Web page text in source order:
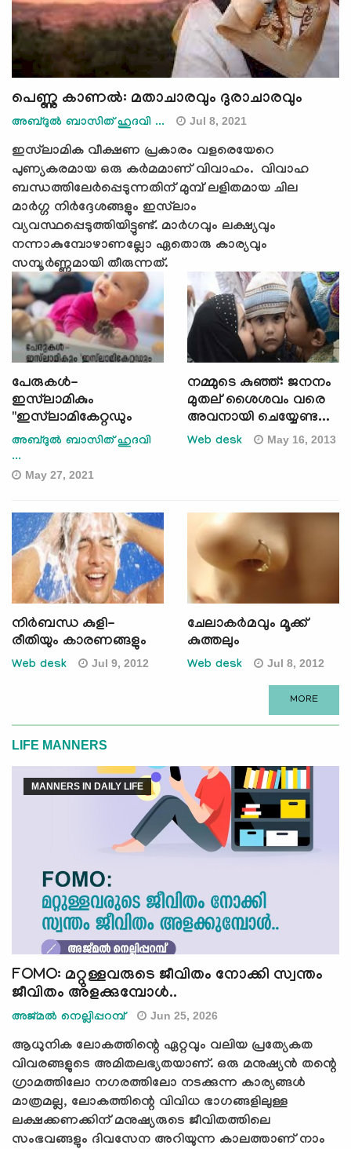
പെണ്ണു കാണൽ: മതാചാരവും ദുരാചാരവും
അബ്ദുൽ ബാസിത് ഹുദവി ... Jul 8, 2021
ഇസ്‍ലാമിക വീക്ഷണ പ്രകാരം വളരെയേറെ
പുണ്യകരമായ ഒരു കർമമാണ് വിവാഹം. വിവാഹ
ബന്ധത്തിലേർപ്പെടുന്നതിന് മുമ്പ് ലളിതമായ ചില
മാർഗ്ഗ നിർദ്ദേശങ്ങളും ഇസ്‍ലാം
വ്യവസ്ഥപ്പെടുത്തിയിട്ടുണ്ട്. മാർഗവും ലക്ഷ്യവും
നന്നാകുമ്പോഴാണല്ലോ ഏതൊരു കാര്യവും
സമ്പൂർണ്ണമായി തീരുന്നത്.
പേരുകള്‍-
ഇസ്‍ലാമികും
"ഇസ്‍ലാമികേറ്റഡും
അബ്ദുൽ ബാസിത് ഹുദവി
...
May 27, 2021
നമ്മുടെ കുഞ്ഞ്: ജനനം
മുതല് ‍ശൈശവം വരെ
അവനായി ചെയ്യേണ്ട...
Web desk May 16, 2013
നിര്‍ബന്ധ കുളി-
രീതിയും കാരണങ്ങളും
Web desk Jul 9, 2012
ചേലാകര്‍മവും മൂക്ക്
കുത്തലും
Web desk Jul 8, 2012
MORE
LIFE MANNERS
MANNERS IN DAILY LIFE
FOMO: മറ്റുള്ളവരുടെ ജീവിതം നോക്കി സ്വന്തം
ജീവിതം അളക്കുമ്പോൾ..
അജ്മല്‍ നെല്ലിപ്പറമ്പ് Jun 25, 2026
ആധുനിക ലോകത്തിന്റെ ഏറ്റവും വലിയ പ്രത്യേകത
വിവരങ്ങളുടെ അമിതലഭ്യതയാണ്. ഒരു മനുഷ്യൻ തന്റെ
ഗ്രാമത്തിലോ നഗരത്തിലോ നടക്കുന്ന കാര്യങ്ങൾ
മാത്രമല്ല, ലോകത്തിന്റെ വിവിധ ഭാഗങ്ങളിലുള്ള
ലക്ഷക്കണക്കിന് മനുഷ്യരുടെ ജീവിതത്തിലെ
സംഭവങ്ങളും ദിവസേന അറിയുന്ന കാലത്താണ് നാം